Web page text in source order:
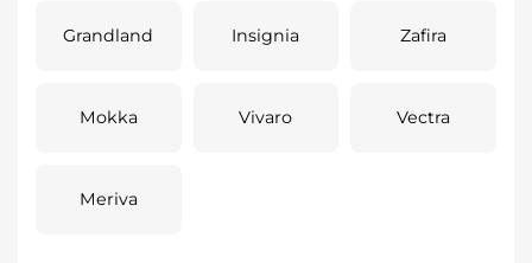
Grandland Insignia Zafira
Mokka Vivaro Vectra
Meriva